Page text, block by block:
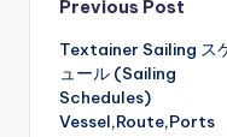
Post
Previous Post
Textainer Sailing ス
ュール (Sailing
Schedules)
Vessel,Route,Ports